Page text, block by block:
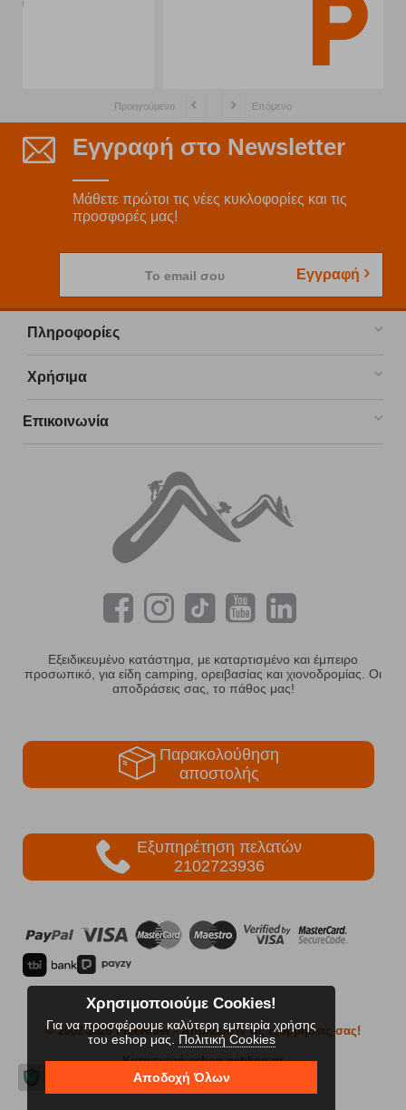
Προηγούμενο Επόμενο
Εγγραφή στο Newsletter
Μάθετε πρώτοι τις νέες κυκλοφορίες και τις
προσφορές μας!
Το email σου Εγγραφή
Πληροφορίες
Χρήσιμα
Επικοινωνία
Εξειδικευμένο κατάστημα, με καταρτισμένο και έμπειρο
προσωπικό, για είδη camping, ορειβασίας και χιονοδρομίας. Οι
αποδράσεις σας, το πάθος μας!
Παρακολούθηση
αποστολής
Εξυπηρέτηση πελατών
2102723936
© 2002-2026 FreeRider- Απολαύστε τις εξορμήσεις σας!
Κατασκευή eshop netikon.gr
Χρησιμοποιούμε Cookies!
Για να προσφέρουμε καλύτερη εμπειρία χρήσης
του eshop μας. Πολιτική Cookies
Αποδοχή Όλων